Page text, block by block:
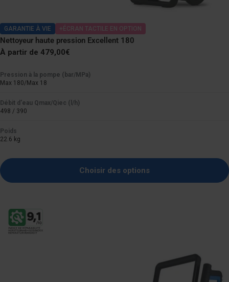
GARANTIE À VIE +ÉCRAN TACTILE EN OPTION
Nettoyeur haute pression Excellent 180
Prix
À partir de 479,00€
Pression à la pompe (bar/MPa)
Max 180/Max 18
Débit d'eau Qmax/Qiec (l/h)
498 / 390
Poids
22.6 kg
Choisir des options